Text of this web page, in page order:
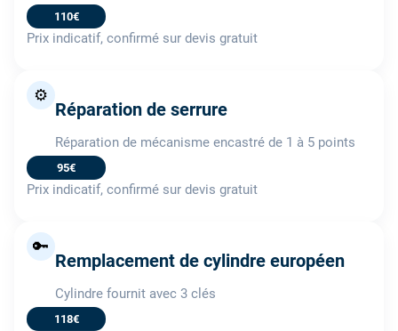
110€
Prix indicatif, confirmé sur devis gratuit
⚙️
Réparation de serrure
Réparation de mécanisme encastré de 1 à 5 points
95€
Prix indicatif, confirmé sur devis gratuit
🔑
Remplacement de cylindre européen
Cylindre fournit avec 3 clés
118€